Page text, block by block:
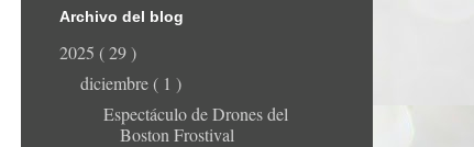
Archivo del blog
2025 ( 29 )
diciembre ( 1 )
Espectáculo de Drones del
Boston Frostival